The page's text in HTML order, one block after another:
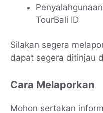
TourBali ID
Silakan segera
dapat segera ditinjau
Cara Melaporkan
Mohon sertakan